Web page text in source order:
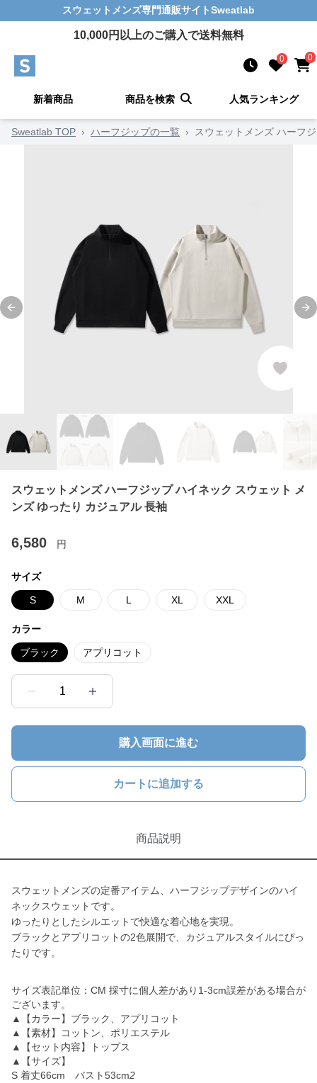
スウェットメンズ専門通販サイトSweatlab
10,000円以上のご購入で送料無料
0 0
新着商品 商品を検索 人気ランキング
Sweatlab TOP › ハーフジップの一覧 › スウェットメンズ ハーフ
Previous slide
スウェットメンズ ハーフジップ ハイネック スウェット メ
ンズ ゆったり カジュアル 長袖
6,580 円
サイズ
S M L XL XXL
カラー
ブラック アプリコット
1
購入画面に進む
カートに追加する
商品説明
スウェットメンズの定番アイテム、ハーフジップデザインのハイ
ネックスウェットです。
ゆったりとしたシルエットで快適な着心地を実現。
ブラックとアプリコットの2色展開で、カジュアルスタイルにぴっ
たりです。
サイズ表記単位：CM 採寸に個人差があり1-3cm誤差がある場合が
ございます。
▲【カラー】ブラック、アプリコット
▲【素材】コットン、ポリエステル
▲【セット内容】トップス
▲【サイズ】
S 着丈66cm バスト53cm2